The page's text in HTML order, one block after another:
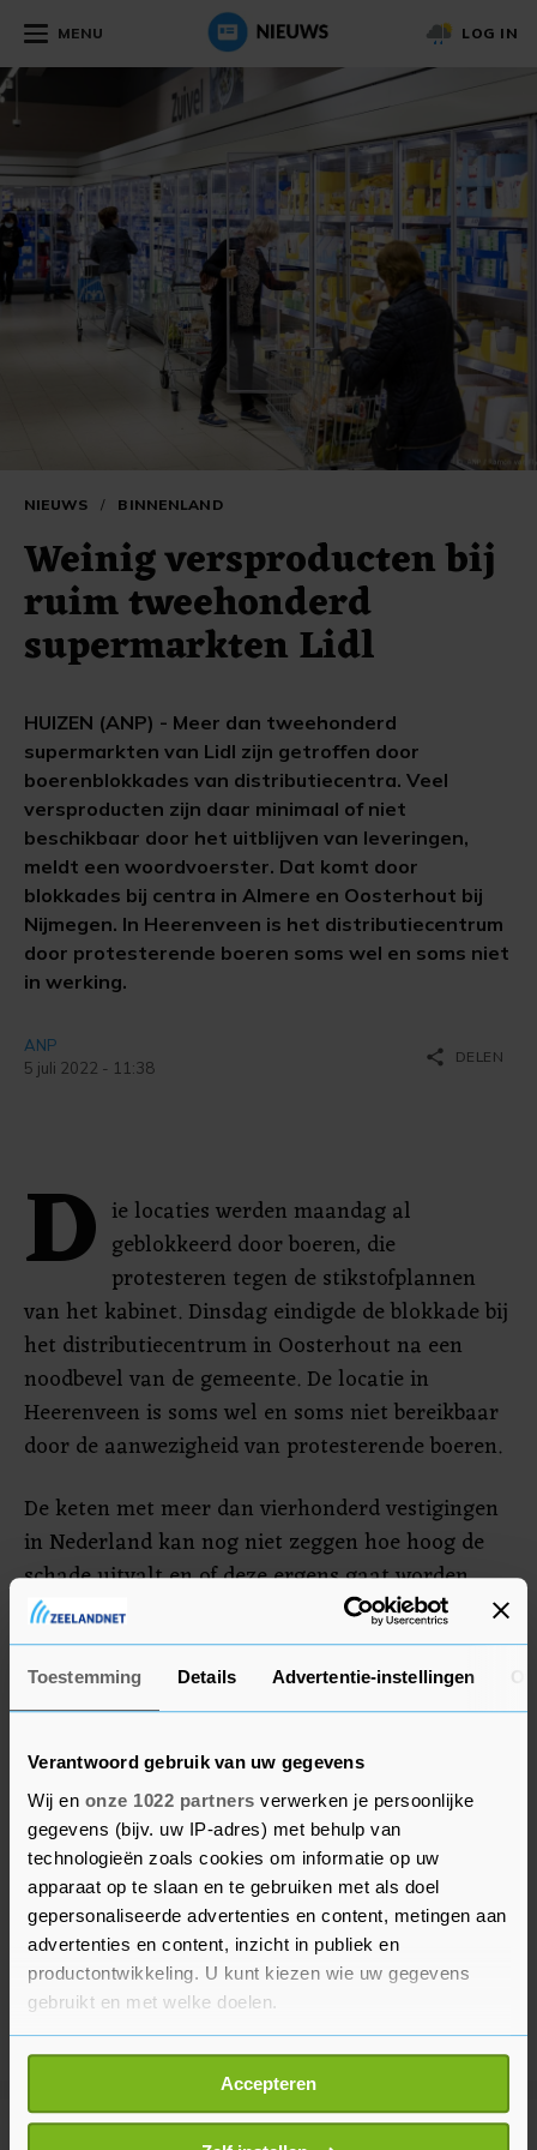
Toestemming Details Advertentie-instellingen
Verantwoord gebruik van uw gegevens
Wij en onze 1022 partners verwerken je persoonlijke
gegevens (bijv. uw IP-adres) met behulp van
technologieën zoals cookies om informatie op uw
apparaat op te slaan en te gebruiken met als doel
gepersonaliseerde advertenties en content, metingen aan
advertenties en content, inzicht in publiek en
productontwikkeling. U kunt kiezen wie uw gegevens
gebruikt en met welke doelen.
Als u het toestaat, willen we ook graag:
Informatie verzamelen over uw geografische
locatie, die tot een paar meter nauwkeurig kan zijn
Accepteren
MENU LOG IN
NIEUWS / BINNENLAND
Weinig versproducten bij
ruim tweehonderd
supermarkten Lidl
HUIZEN (ANP) - Meer dan tweehonderd
supermarkten van Lidl zijn getroffen door
boerenblokkades van distributiecentra. Veel
versproducten zijn daar minimaal of niet
beschikbaar door het uitblijven van leveringen,
meldt een woordvoerster. Dat komt door
blokkades bij centra in Almere en Oosterhout bij
Nijmegen. In Heerenveen is het distributiecentrum
door protesterende boeren soms wel en soms niet
in werking.
ANP
5 juli 2022 - 11:38
share DELEN
D ie locaties werden maandag al
geblokkeerd door boeren, die
protesteren tegen de stikstofplannen
van het kabinet. Dinsdag eindigde de blokkade bij
het distributiecentrum in Oosterhout na een
noodbevel van de gemeente. De locatie in
Heerenveen is soms wel en soms niet bereikbaar
door de aanwezigheid van protesterende boeren.
De keten met meer dan vierhonderd vestigingen
in Nederland kan nog niet zeggen hoe hoog de
schade uitvalt en of deze ergens gaat worden
verhaald.